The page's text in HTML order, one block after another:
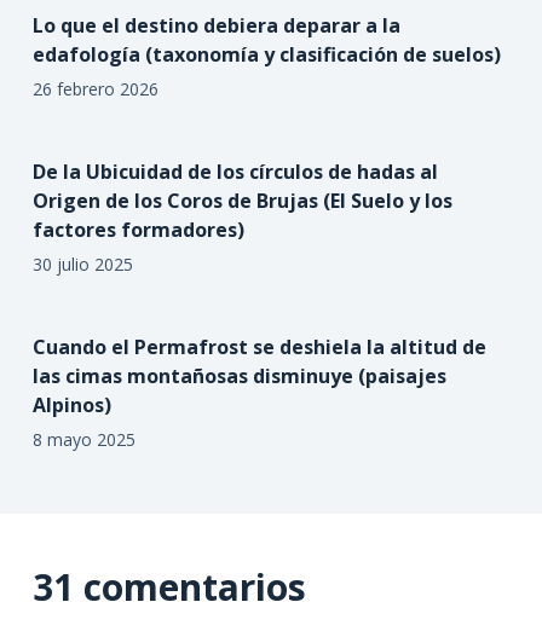
Lo que el destino debiera deparar a la
edafología (taxonomía y clasificación de suelos)
26 febrero 2026
De la Ubicuidad de los círculos de hadas al
Origen de los Coros de Brujas (El Suelo y los
factores formadores)
30 julio 2025
Cuando el Permafrost se deshiela la altitud de
las cimas montañosas disminuye (paisajes
Alpinos)
8 mayo 2025
31 comentarios